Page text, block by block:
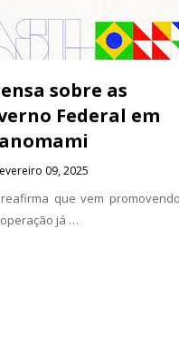
sobre as
Federal em
09, 2025
que vem
já …